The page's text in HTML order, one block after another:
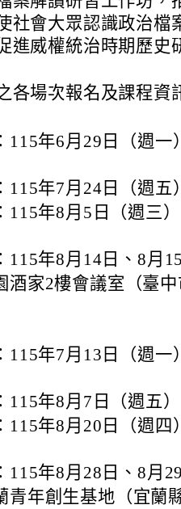
社會大眾認識政治檔
進威權統治時期歷史
各場次報名及課程資
115年6月29日（週一
115年7月24日（週五
115年8月5日（週三
115年8月14日、8月
酒家2樓會議室（臺
115年7月13日（週一
115年8月7日（週五）
115年8月20日（週四
115年8月28日、8月
青年創生基地（宜蘭